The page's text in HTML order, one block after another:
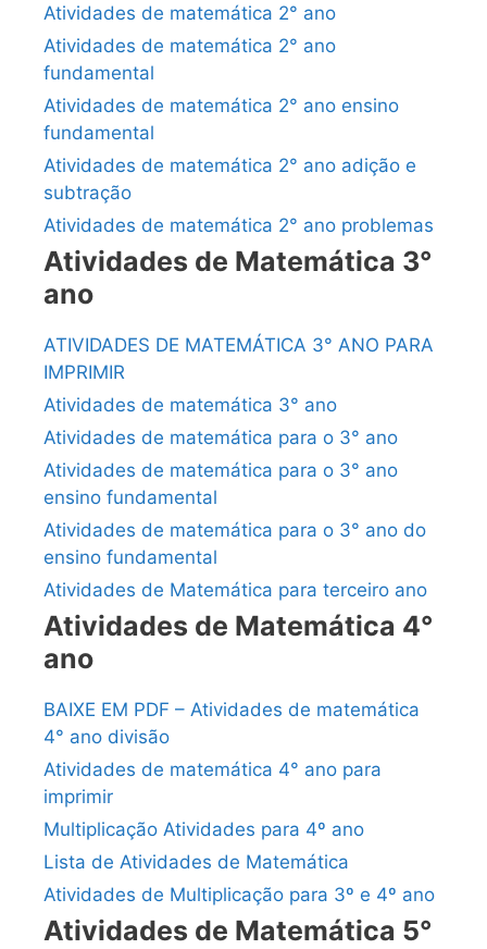
Atividades de matemática 2° ano
Atividades de matemática 2° ano
fundamental
Atividades de matemática 2° ano ensino
fundamental
Atividades de matemática 2° ano adição e
subtração
Atividades de matemática 2° ano problemas
Atividades de Matemática 3°
ano
ATIVIDADES DE MATEMÁTICA 3° ANO PARA
IMPRIMIR
Atividades de matemática 3° ano
Atividades de matemática para o 3° ano
Atividades de matemática para o 3° ano
ensino fundamental
Atividades de matemática para o 3° ano do
ensino fundamental
Atividades de Matemática para terceiro ano
Atividades de Matemática 4°
ano
BAIXE EM PDF – Atividades de matemática
4° ano divisão
Atividades de matemática 4° ano para
imprimir
Multiplicação Atividades para 4º ano
Lista de Atividades de Matemática
Atividades de Multiplicação para 3º e 4º ano
Atividades de Matemática 5°